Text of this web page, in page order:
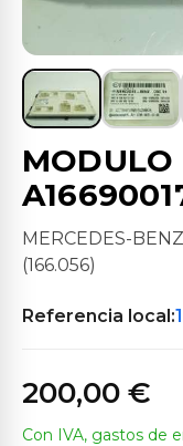
MODULO
MERCEDES-
(166.056)
Referencia local:
200,00 €
Con IVA, gastos de